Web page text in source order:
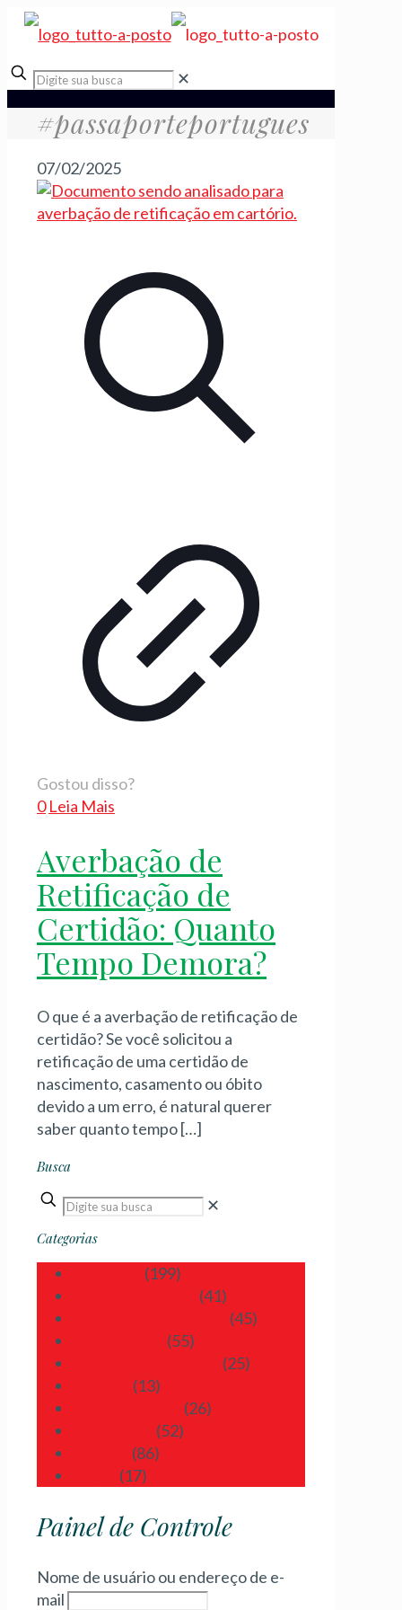
✕
#passaporteportugues
07/02/2025
Gostou disso?
0 Leia Mais
Averbação de
Retificação de
Certidão: Quanto
Tempo Demora?
O que é a averbação de retificação de
certidão? Se você solicitou a
retificação de uma certidão de
nascimento, casamento ou óbito
devido a um erro, é natural querer
saber quanto tempo[…]
Busca
✕
Categorias
(199)
(41)
(45)
(55)
(25)
(13)
(26)
(52)
(86)
(17)
Painel de Controle
Nome de usuário ou endereço de e-
mail